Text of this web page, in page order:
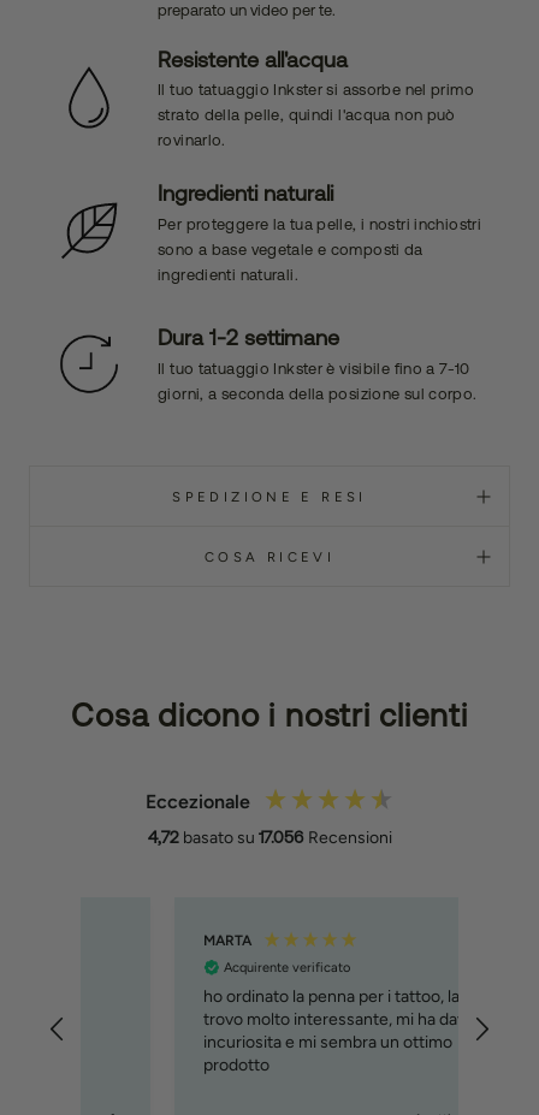
preparato un video per te.
Resistente all'acqua
Il tuo tatuaggio Inkster si assorbe nel primo
strato della pelle, quindi l'acqua non può
rovinarlo.
Ingredienti naturali
Per proteggere la tua pelle, i nostri inchiostri
sono a base vegetale e composti da
ingredienti naturali.
Dura 1-2 settimane
Il tuo tatuaggio Inkster è visibile fino a 7-10
giorni, a seconda della posizione sul corpo.
SPEDIZIONE E RESI
COSA RICEVI
Cosa dicono i nostri clienti
Eccezionale
4,72 basato su 17.056 Recensioni
Acquirente verificato
ho ordinato la penna per i tattoo, la
trovo molto interessante, mi ha davvero
incuriosita e mi sembra un ottimo